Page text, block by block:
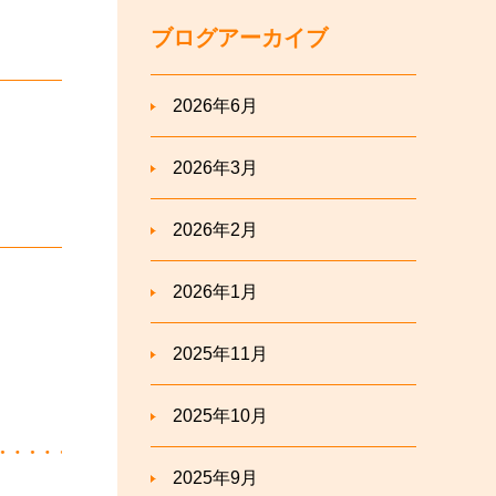
ブログアーカイブ
2026年6月
2026年3月
2026年2月
2026年1月
2025年11月
2025年10月
2025年9月